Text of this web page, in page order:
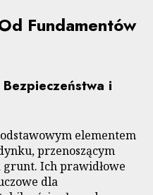
Fundamentów
i
elementem
przenoszącym
grunt. Ich prawidłowe
dla